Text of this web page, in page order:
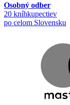
Osobný odber
20 kníhkupectiev
po celom Slovensku